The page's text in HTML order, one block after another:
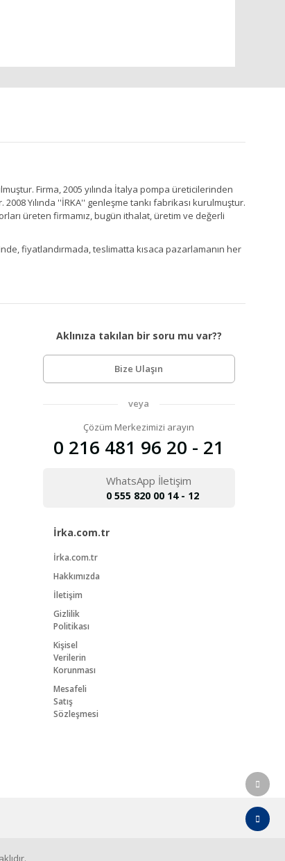
Firma, 2005 yılında İtalya pompa üreticilerinden
Yılında ''İRKA'' genleşme tankı fabrikası kurulmuştur.
üreten firmamız, bugün ithalat, üretim ve değerli
fiyatlandırmada, teslimatta kısaca pazarlamanın her
Aklınıza takılan bir soru mu var??
Bize Ulaşın
veya
Çözüm Merkezimizi arayın
0 216 481 96 20 - 21
WhatsApp İletişim
0 555 820 00 14 - 12
İrka.com.tr
İrka.com.tr
Hakkımızda
İletişim
Gizlilik
Politikası
Kişisel
Verilerin
Korunması
Mesafeli
Satış
Sözleşmesi